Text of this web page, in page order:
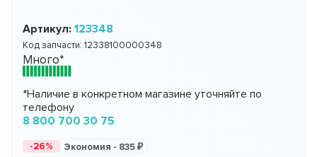
Артикул:123348
Код запчасти:12338100000348
Много*
*Наличие в конкретном магазине уточняйте по
телефону
8 800 700 30 75
-26% Экономия - 835